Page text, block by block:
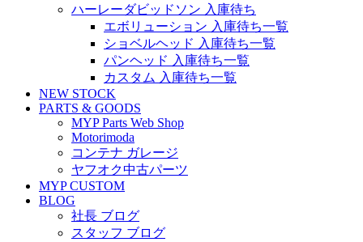
ハーレーダビッドソン 入庫待ち
エボリューション 入庫待ち一覧
ショベルヘッド 入庫待ち一覧
パンヘッド 入庫待ち一覧
カスタム 入庫待ち一覧
NEW STOCK
PARTS & GOODS
MYP Parts Web Shop
Motorimoda
コンテナ ガレージ
ヤフオク中古パーツ
MYP CUSTOM
BLOG
社長 ブログ
スタッフ ブログ